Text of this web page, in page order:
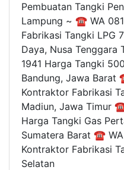
Pembuatan Tangki
Lampung ~ ☎ WA
Fabrikasi Tangki LPG
Daya, Nusa
1941 Harga Tangki
Bandung, Jawa Barat
Kontraktor Fabrikasi
Madiun, Jawa Timur
Harga Tangki Gas
Sumatera Barat ☎
Kontraktor Fabrikasi
Selatan